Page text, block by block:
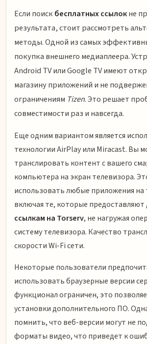
Если поиск бесплатных ссылокне
результата, стоит рассмотреть
методы. Одной из самых
покупка внешнего медиаплеера.
Android TV или Google TV имеют
магазину приложений и не
ограничениям Tizen. Это решает
совместимости раз и навсегда.
Еще одним вариантом является
технологии AirPlay или Miracast. Вы
транслировать контент с вашего
компьютера на экран телевизора.
использовать любые приложения на
включая те, которые предоставляют
ссылкам на Torserv, не нагружая
систему телевизора. Качество
скорости Wi-Fi сети.
Некоторые пользователи
использовать браузерные версии
функционал ограничен, это
установки дополнительного ПО.
помнить, что веб-версии могут не
форматы видео, что приведет к